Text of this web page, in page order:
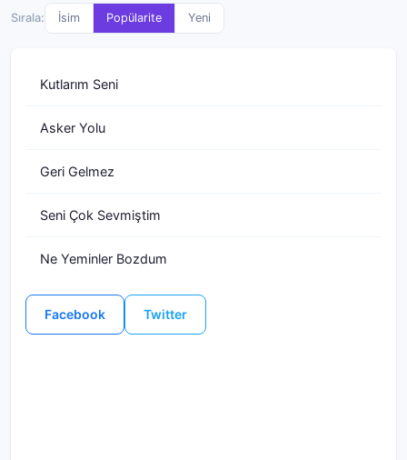
Sırala: İsim Popülarite Yeni
Kutlarım Seni
Asker Yolu
Geri Gelmez
Seni Çok Sevmiştim
Ne Yeminler Bozdum
Facebook Twitter